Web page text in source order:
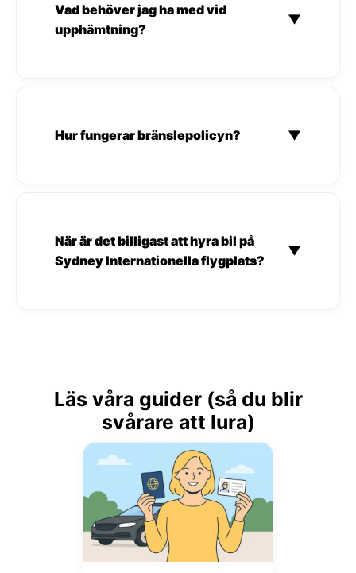
Vad behöver jag ha med vid
upphämtning?
▼
Hur fungerar bränslepolicyn? ▼
När är det billigast att hyra bil på
Sydney Internationella flygplats?
▼
Läs våra guider (så du blir
svårare att lura)